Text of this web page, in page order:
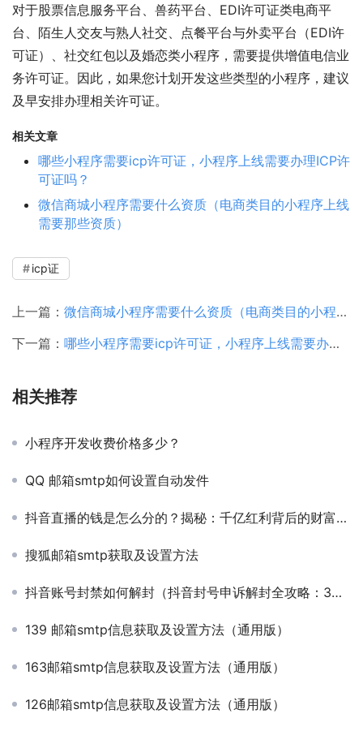
对于股票信息服务平台、兽药平台、EDI许可证类电商平
台、陌生人交友与熟人社交、点餐平台与外卖平台（EDI许
可证）、社交红包以及婚恋类小程序，需要提供增值电信业
务许可证。因此，如果您计划开发这些类型的小程序，建议
及早安排办理相关许可证。
相关文章
哪些小程序需要icp许可证，小程序上线需要办理ICP许
可证吗？
微信商城小程序需要什么资质（电商类目的小程序上线
需要那些资质）
icp证
上一篇： 微信商城小程序需要什么资质（电商类目的小程序上线需要那些资质）
下一篇： 哪些小程序需要icp许可证，小程序上线需要办理ICP许可证吗？
相关推荐
小程序开发收费价格多少？
QQ 邮箱smtp如何设置自动发件
抖音直播的钱是怎么分的？揭秘：千亿红利背后的财富密码
搜狐邮箱smtp获取及设置方法
抖音账号封禁如何解封（抖音封号申诉解封全攻略：3步恢复账号，成功率提升80%！）
139 邮箱smtp信息获取及设置方法（通用版）
163邮箱smtp信息获取及设置方法（通用版）
126邮箱smtp信息获取及设置方法（通用版）